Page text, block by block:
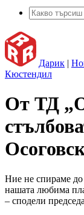
Дарик |
Кюстендил
От ТД
Ние не спираме
нашата любима
– сподели